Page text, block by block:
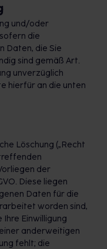
und/oder
die
Daten, die Sie
sind gemäß Art.
unverzüglich
hierfür an die unten
Löschung („Recht
der
Diese liegen
Daten für die
worden sind,
Einwilligung
anderweitigen
fehlt; die